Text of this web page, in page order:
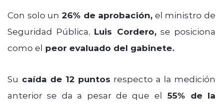
Con solo un 26% de aprobación, el ministro de
Seguridad Pública, Luis Cordero,se posiciona
como el peor evaluado del gabinete.
Su caída de 12 puntos respecto a la medición
anterior se da a pesar de que el 55% de la